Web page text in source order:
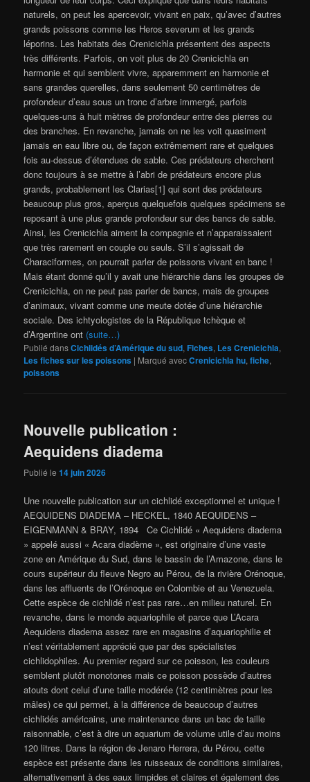
naturels, on peut les apercevoir, vivant en paix, qu’avec d’autres
grands poissons comme les Heros severum et les grands
léporins. Les habitats des Crenicichla présentent des aspects
très différents. Parfois, on voit plus de 20 Crenicichla en
harmonie et qui semblent vivre, apparemment en harmonie et
sans grandes querelles, dans seulement 50 centimètres de
profondeur d’eau sous un tronc d’arbre immergé, parfois
quelques-uns à huit mètres de profondeur entre des pierres ou
des branches. En revanche, jamais on ne les voit quasiment
jamais en eau libre ou, de façon extrêmement rare et quelques
fois au-dessus d’étendues de sable. Ces prédateurs cherchent
donc toujours à se mettre à l’abri de prédateurs encore plus
grands, probablement les Clarias[1] qui sont des prédateurs
beaucoup plus gros, aperçus quelquefois quelques spécimens se
reposant à une plus grande profondeur sur des bancs de sable.
Ainsi, les Crenicichla aiment la compagnie et n’apparaissaient
que très rarement en couple ou seuls. S’il s’agissait de
Characiformes, on pourrait parler de poissons vivant en banc !
Mais étant donné qu’il y avait une hiérarchie dans les groupes de
Crenicichla, on ne peut pas parler de bancs, mais de groupes
d’animaux, vivant comme une meute dotée d’une hiérarchie
sociale. Des ichtyologistes de la République tchèque et
d’Argentine ont (suite…)
Publié dansCichlidés d’Amérique du sud,Fiches, Les Crenicichla,
Les fiches sur les poissons | Marqué avecCrenicichla hu,fiche,
poissons
Nouvelle publication :
Aequidens diadema
Publié le14 juin 2026
Une nouvelle publication sur un cichlidé exceptionnel et unique !
AEQUIDENS DIADEMA – HECKEL, 1840 AEQUIDENS –
EIGENMANN & BRAY, 1894 Ce Cichlidé « Aequidens diadema
» appelé aussi « Acara diadème », est originaire d’une vaste
zone en Amérique du Sud, dans le bassin de l’Amazone, dans le
cours supérieur du fleuve Negro au Pérou, de la rivière Orénoque,
dans les affluents de l’Orénoque en Colombie et au Venezuela.
Cette espèce de cichlidé n’est pas rare…en milieu naturel. En
revanche, dans le monde aquariophile et parce que L’Acara
Aequidens diadema assez rare en magasins d’aquariophilie et
n’est véritablement apprécié que par des spécialistes
cichlidophiles. Au premier regard sur ce poisson, les couleurs
semblent plutôt monotones mais ce poisson possède d’autres
atouts dont celui d’une taille modérée (12 centimètres pour les
mâles) ce qui permet, à la différence de beaucoup d’autres
cichlidés américains, une maintenance dans un bac de taille
raisonnable, c’est à dire un aquarium de volume utile d’au moins
120 litres. Dans la région de Jenaro Herrera, du Pérou, cette
espèce est présente dans les ruisseaux de conditions similaires,
alternativement à des eaux limpides et claires et également des